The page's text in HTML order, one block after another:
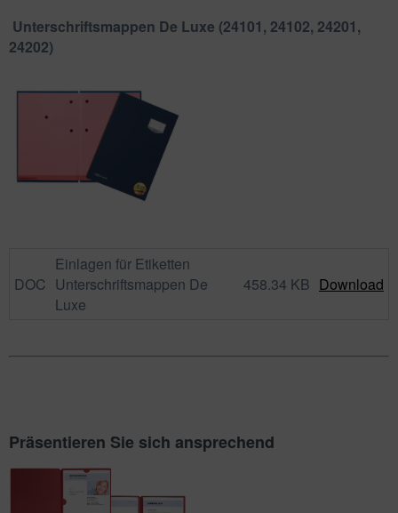
Unterschriftsmappen De Luxe (24101, 24102, 24201,
24202)
DOC
Einlagen für Etiketten
Unterschriftsmappen De
Luxe
458.34 KB Download
Präsentieren Sie sich ansprechend